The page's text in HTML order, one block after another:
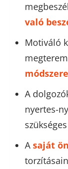
való
Motiváló
A
nyertes-
Asaját